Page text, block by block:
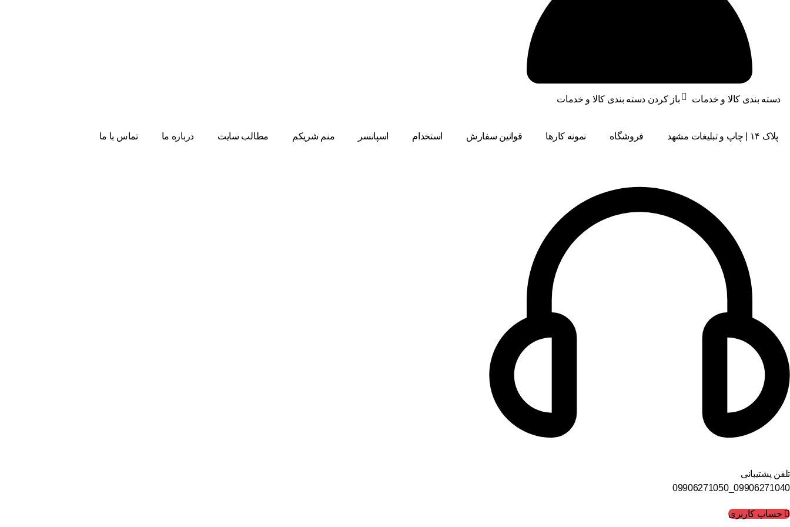
دسته بندی کالا و خدمات باز کردن دسته بندی کالا و خدمات
پلاک ۱۴ | چاپ و تبلیغات مشهد فروشگاه نمونه کارها قوانین سفارش استخدام اسپانسر منم شریکم مطالب سایت درباره ما تماس با ما
تلفن پشتیبانی
09906271040_09906271050
حساب کاربری